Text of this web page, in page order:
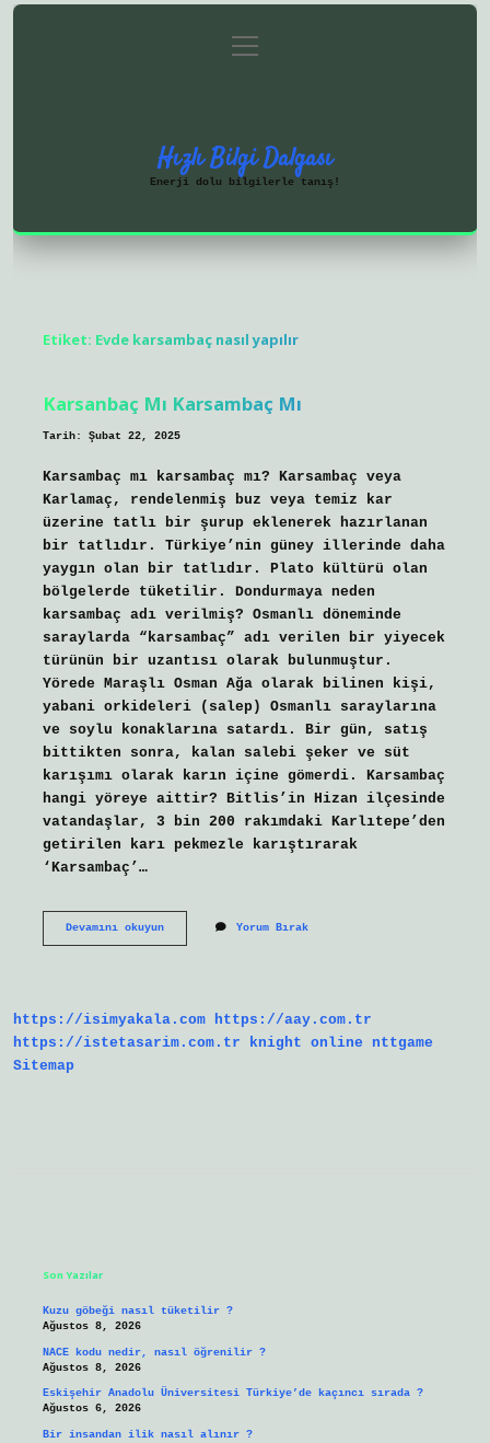
Gizlilik Politikası
menüyü
aç
Hızlı Bilgi Dalgası
Enerji dolu bilgilerle tanış!
Etiket: Evde karsambaç nasıl yapılır
Karsanbaç Mı Karsambaç Mı
Tarih: Şubat 22, 2025
Karsambaç mı karsambaç mı? Karsambaç veya
Karlamaç, rendelenmiş buz veya temiz kar
üzerine tatlı bir şurup eklenerek hazırlanan
bir tatlıdır. Türkiye’nin güney illerinde daha
yaygın olan bir tatlıdır. Plato kültürü olan
bölgelerde tüketilir. Dondurmaya neden
karsambaç adı verilmiş? Osmanlı döneminde
saraylarda “karsambaç” adı verilen bir yiyecek
türünün bir uzantısı olarak bulunmuştur.
Yörede Maraşlı Osman Ağa olarak bilinen kişi,
yabani orkideleri (salep) Osmanlı saraylarına
ve soylu konaklarına satardı. Bir gün, satış
bittikten sonra, kalan salebi şeker ve süt
karışımı olarak karın içine gömerdi. Karsambaç
hangi yöreye aittir? Bitlis’in Hizan ilçesinde
vatandaşlar, 3 bin 200 rakımdaki Karlıtepe’den
getirilen karı pekmezle karıştırarak
‘Karsambaç’…
Devamını okuyunKarsanbaç
Yorum Bırak
https://isimyakala.com https://aay.com.tr
https://istetasarim.com.tr
knight online
nttgame
Sitemap
Son Yazılar
Kuzu göbeği nasıl tüketilir ?
Ağustos 8, 2026
NACE kodu nedir, nasıl öğrenilir ?
Ağustos 8, 2026
Eskişehir Anadolu Üniversitesi Türkiye’de kaçıncı sırada ?
Ağustos 6, 2026
Bir insandan ilik nasıl alınır ?